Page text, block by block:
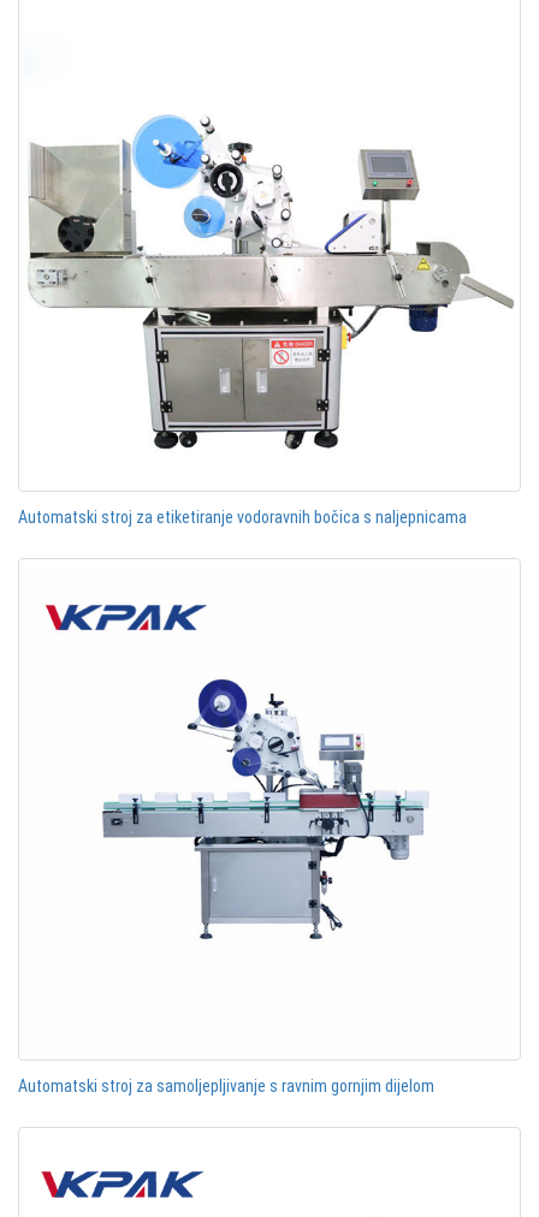
Automatski stroj za etiketiranje vodoravnih bočica s naljepnicama
Automatski stroj za samoljepljivanje s ravnim gornjim dijelom